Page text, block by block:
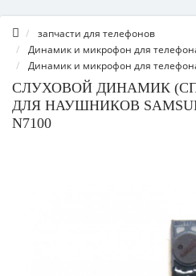
запчасти для телефонов
Динамик и микрофон для
Динамик и микрофон для
СЛУХОВОЙ ДИНАМИК
ДЛЯ НАУШНИКОВ
N7100